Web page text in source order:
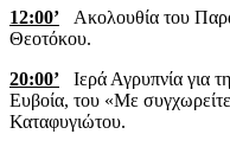
12:00’ Ακολουθία του
Θεοτόκου.
20:00’ Ιερά Αγρυπνία για
Ευβοία, του «Με
Καταφυγιώτου.